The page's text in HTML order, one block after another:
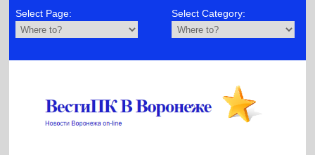
Select Page: Select Category: